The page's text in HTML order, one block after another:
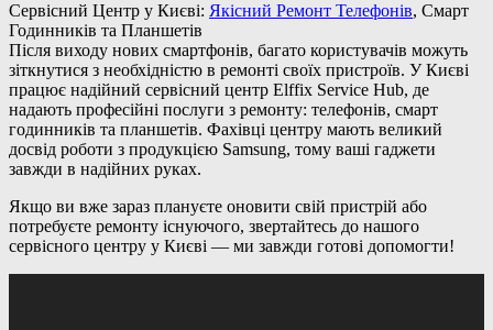
Сервісний Центр у Києві: Якісний Ремонт Телефонів, Смарт
Годинників та Планшетів
Після виходу нових смартфонів, багато користувачів можуть
зіткнутися з необхідністю в ремонті своїх пристроїв. У Києві
працює надійний сервісний центр Elffix Service Hub, де
надають професійні послуги з ремонту: телефонів, смарт
годинників та планшетів. Фахівці центру мають великий
досвід роботи з продукцією Samsung, тому ваші гаджети
завжди в надійних руках.
Якщо ви вже зараз плануєте оновити свій пристрій або
потребуєте ремонту існуючого, звертайтесь до нашого
сервісного центру у Києві — ми завжди готові допомогти!